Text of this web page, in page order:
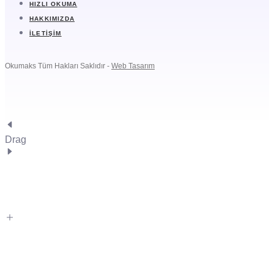
HIZLI OKUMA
HAKKIMIZDA
İLETIŞIM
Okumaks Tüm Hakları Saklıdır - Web Tasarım
Drag